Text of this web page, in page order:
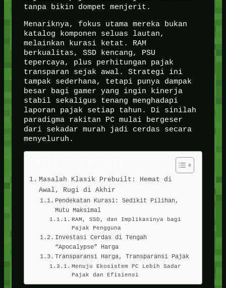
tanpa bikin dompet menjerit.
Menariknya, fokus utama mereka bukan
katalog komponen seluas lautan,
melainkan kurasi ketat. RAM
berkualitas, SSD kencang, PSU
tepercaya, plus perhitungan pajak
transparan sejak awal. Strategi ini
tampak sederhana, tetapi punya dampak
besar bagi gamer yang ingin kinerja
stabil sekaligus tenang menghadapi
laporan pajak setiap tahun. Di sinilah
paradigma rakitan PC mulai bergeser
dari sekadar murah jadi cerdas secara
menyeluruh.
Masalah Klasik Prebuilt: Hemat di
Awal, Rugi di Akhir
Pendekatan Kurasi: Sedikit Pilihan,
Mutu Maksimal
RAM, SSD, dan Implikasinya bagi
Pajak Pengguna
Investasi Cerdas di Tengah
“Apocalypse” Harga
Transparansi Harga, Transparansi Pajak
Menuju Ekosistem PC Lebih Sadar
Pajak dan Efisiensi